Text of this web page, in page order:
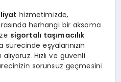
hizmetimizde,
herhangi bir aksama
sigortalı taşımacılık
eşyalarınızın
Hızlı ve güvenli
sorunsuz geçmesini